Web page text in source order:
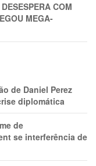
COM
MEGA-
de Daniel Perez
diplomática
de
se interferência de